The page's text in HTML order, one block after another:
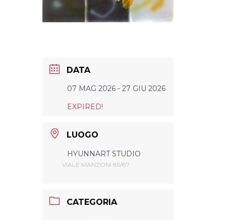
DATA
07 MAG 2026 - 27 GIU 2026
EXPIRED!
LUOGO
HYUNNART STUDIO
VIALE MANZONI 85/87
CATEGORIA